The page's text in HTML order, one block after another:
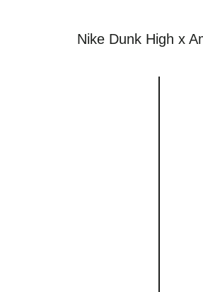
Nike Dunk High x